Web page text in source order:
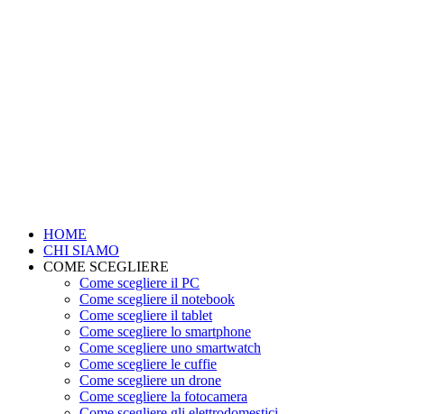
HOME
CHI SIAMO
COME SCEGLIERE
Come scegliere il PC
Come scegliere il notebook
Come scegliere il tablet
Come scegliere lo smartphone
Come scegliere uno smartwatch
Come scegliere le cuffie
Come scegliere un drone
Come scegliere la fotocamera